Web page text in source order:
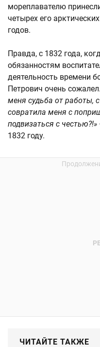
мореплавателю
четырех его
годов.
Правда, с 1832 года,
обязанностям
деятельность времени
Петрович очень сожалел.
меня судьба от работы,
совратила меня с
подвизаться с честью?!»
1832 году.
ЧИТАЙТЕ ТАКЖЕ